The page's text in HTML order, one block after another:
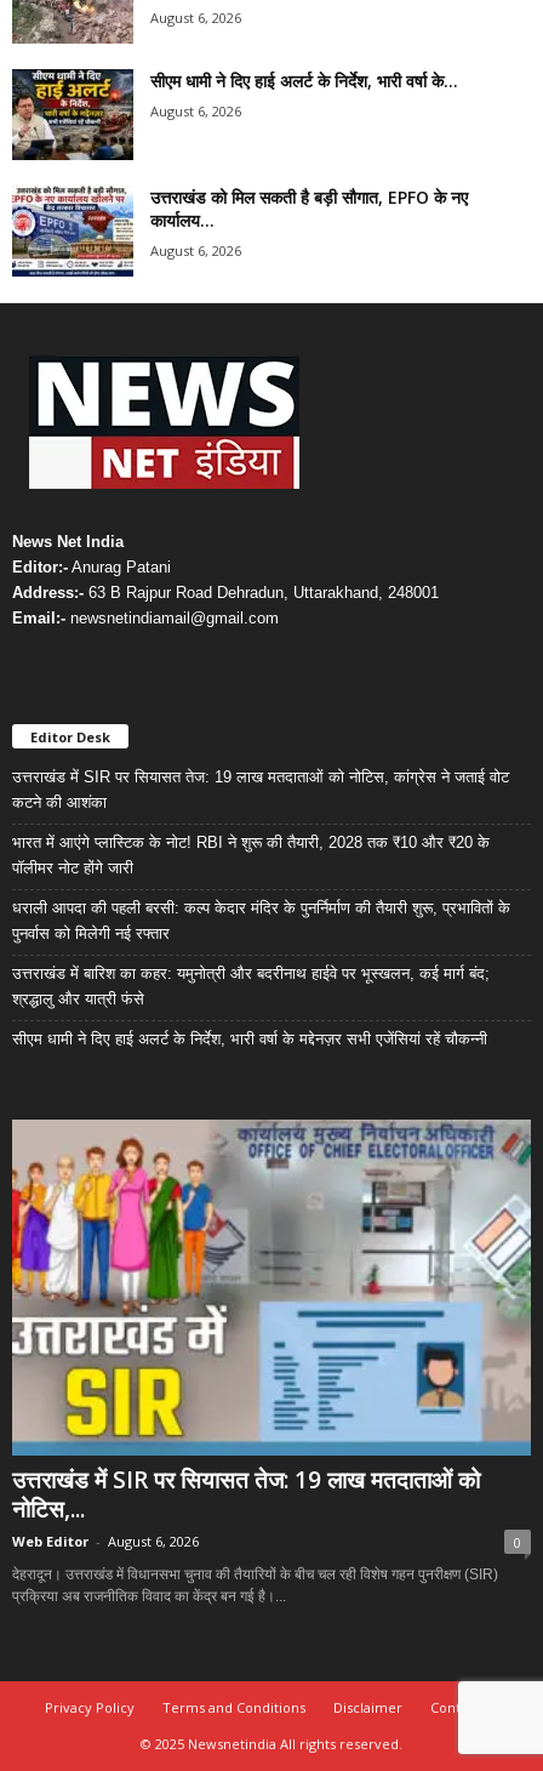
August 6, 2026
सीएम धामी ने दिए हाई अलर्ट के निर्देश, भारी वर्षा के...
August 6, 2026
उत्तराखंड को मिल सकती है बड़ी सौगात, EPFO के नए
कार्यालय...
August 6, 2026
News Net India
Editor:- Anurag Patani
Address:- 63 B Rajpur Road Dehradun, Uttarakhand, 248001
Email:- newsnetindiamail@gmail.com
Editor Desk
उत्तराखंड में SIR पर सियासत तेज: 19 लाख मतदाताओं को नोटिस, कांग्रेस ने जताई वोट
कटने की आशंका
भारत में आएंगे प्लास्टिक के नोट! RBI ने शुरू की तैयारी, 2028 तक ₹10 और ₹20 के
पॉलीमर नोट होंगे जारी
धराली आपदा की पहली बरसी: कल्प केदार मंदिर के पुनर्निर्माण की तैयारी शुरू, प्रभावितों के
पुनर्वास को मिलेगी नई रफ्तार
उत्तराखंड में बारिश का कहर: यमुनोत्री और बदरीनाथ हाईवे पर भूस्खलन, कई मार्ग बंद;
श्रद्धालु और यात्री फंसे
सीएम धामी ने दिए हाई अलर्ट के निर्देश, भारी वर्षा के मद्देनज़र सभी एजेंसियां रहें चौकन्नी
उत्तराखंड में SIR पर सियासत तेज: 19 लाख मतदाताओं को
नोटिस,...
Web Editor - August 6, 2026 0
देहरादून। उत्तराखंड में विधानसभा चुनाव की तैयारियों के बीच चल रही विशेष गहन पुनरीक्षण (SIR)
प्रक्रिया अब राजनीतिक विवाद का केंद्र बन गई है।...
Privacy Policy Terms and Conditions Disclaimer
Contact Us
© 2025 Newsnetindia All rights reserved.